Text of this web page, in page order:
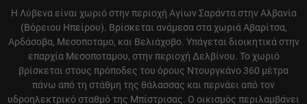
Η Λύβενα είναι χωριό στην περιοχή Αγίων Σαράντα στην Αλβανία
(Βόρειου Ηπείρου). Βρίσκεται ανάμεσα στα χωριά Αβαρίτσα,
Αρδάσοβα, Μεσοποταμο, και Βελιάχοβο. Υπάγεται διοικητικά στην
επαρχία Μεσοποταμου, στην περιοχή Δελβίνου. Το χωριό
βρίσκεται στους πρόποδες του όρους Ντουργκάνο 360 μέτρα
πάνω από τη στάθμη της θάλασσας και περνάει από τον
υδροηλεκτρικό σταθμό της Μπίστρισας. Ο οικισμός περιλαμβάνει